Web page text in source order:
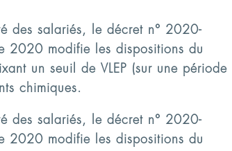
des salariés, le décret n° 2020-
2020 modifie les dispositions du
un seuil de VLEP (sur une période
chimiques.
des salariés, le décret n° 2020-
2020 modifie les dispositions du